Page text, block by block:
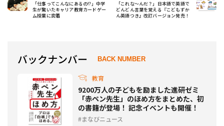
「仕事ってこんなにあるの!?」中学
生が驚いたキャリア教育カードゲー
ム授業に密着
「これな〜んだ？」日本語で英語で
どんどん言葉を覚える『こどもずか
ん英語つき』改訂バージョン発売！
バックナンバー BACK NUMBER
教育
9200万人の子どもを励ました進研ゼミ
「赤ペン先生」のほめ方をまとめた、初
の書籍が登場！ 記念イベントも開催！
まなびニュース